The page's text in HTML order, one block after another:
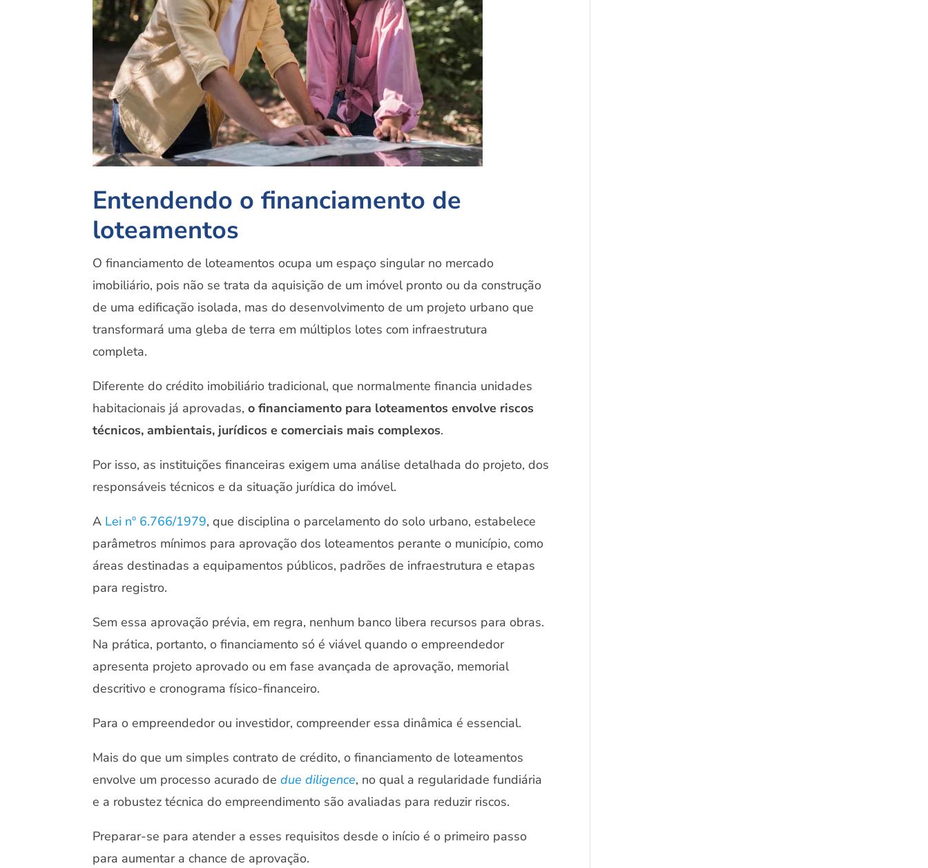
Entendendo o financiamento de
loteamentos
O financiamento de loteamentos ocupa um espaço singular no mercado
imobiliário, pois não se trata da aquisição de um imóvel pronto ou da construção
de uma edificação isolada, mas do desenvolvimento de um projeto urbano que
transformará uma gleba de terra em múltiplos lotes com infraestrutura
completa.
Diferente do crédito imobiliário tradicional, que normalmente financia unidades
habitacionais já aprovadas,o financiamento para loteamentos envolve riscos
técnicos, ambientais, jurídicos e comerciais mais complexos.
Por isso, as instituições financeiras exigem uma análise detalhada do projeto, dos
responsáveis técnicos e da situação jurídica do imóvel.
A Lei nº 6.766/1979, que disciplina o parcelamento do solo urbano, estabelece
parâmetros mínimos para aprovação dos loteamentos perante o município, como
áreas destinadas a equipamentos públicos, padrões de infraestrutura e etapas
para registro.
Sem essa aprovação prévia, em regra, nenhum banco libera recursos para obras.
Na prática, portanto, o financiamento só é viável quando o empreendedor
apresenta projeto aprovado ou em fase avançada de aprovação, memorial
descritivo e cronograma físico-financeiro.
Para o empreendedor ou investidor, compreender essa dinâmica é essencial.
Mais do que um simples contrato de crédito, o financiamento de loteamentos
envolve um processo acurado dedue diligence, no qual a regularidade fundiária
e a robustez técnica do empreendimento são avaliadas para reduzir riscos.
Preparar-se para atender a esses requisitos desde o início é o primeiro passo
para aumentar a chance de aprovação.